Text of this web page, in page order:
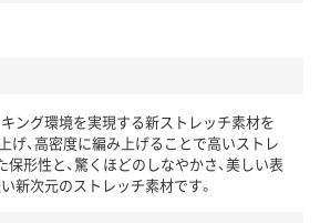
ング環境を実現する新ストレッチ素材を
げ、高密度に編み上げることで高いストレ
保形性と、驚くほどのしなやかさ、美しい表
新次元のストレッチ素材です。